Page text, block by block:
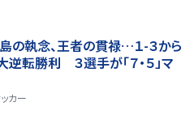
島の執念、王者の貫禄…１-３から
転勝利 ３選手が「７・５」マ
カー